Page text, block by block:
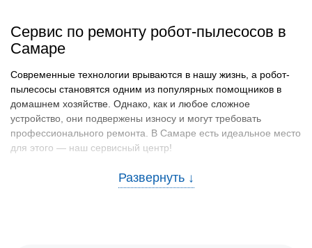
Сервис по ремонту робот-пылесосов в
Самаре
Современные технологии врываются в нашу жизнь, а робот-
пылесосы становятся одним из популярных помощников в
домашнем хозяйстве. Однако, как и любое сложное
устройство, они подвержены износу и могут требовать
профессионального ремонта. В Самаре есть идеальное место
для этого — наш сервисный центр!
Типичные причины неисправностей
робот-пылесосов